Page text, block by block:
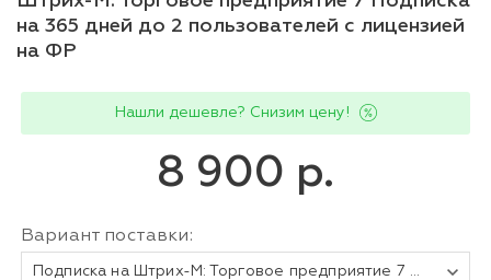
на 365 дней до 2 пользователей с лицензией
на ФР
Нашли дешевле? Снизим цену!
8 900 р.
Вариант поставки:
Подписка на Штрих-М: Торговое предприятие 7 до 2 пользователей (365 дней) с лицензией на ФР